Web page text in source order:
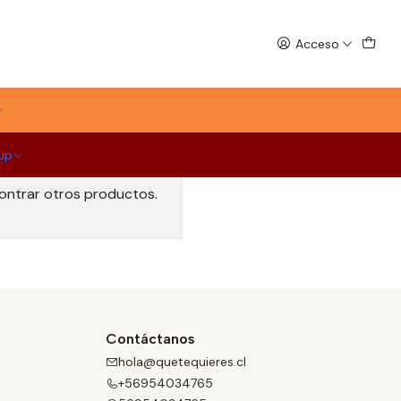
Acceso
otros productos.
Contáctanos
hola@quetequieres.cl
+56954034765